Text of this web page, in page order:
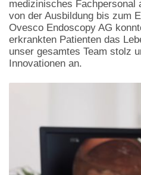
medizinisches Fachpersonal
von der Ausbildung bis zum
Ovesco Endoscopy AG
erkrankten Patienten das
unser gesamtes Team stolz
Innovationen an.